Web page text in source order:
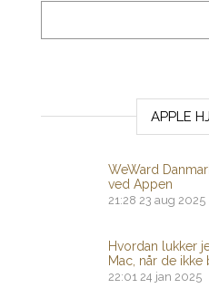
APPLE
WeWard
ved Appen
21:28 23 aug 2025
Hvordan lukker
Mac, når de ikke
22:01 24 jan 2025